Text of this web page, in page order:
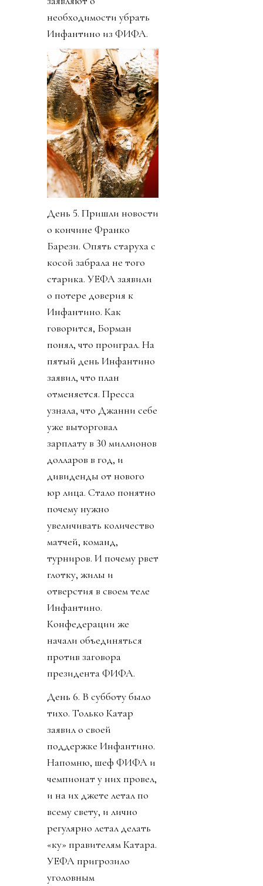
необходимости убрать
Инфантино из ФИФА.
День 5. Пришли новости
о кончине Франко
Барези. Опять старуха с
косой забрала не того
старика. УЕФА заявили
о потере доверия к
Инфантино. Как
говорится, Борман
понял, что проиграл. На
пятый день Инфантино
заявил, что план
отменяется. Пресса
узнала, что Джанни себе
уже выторговал
зарплату в 30 миллионов
долларов в год, и
дивиденды от нового
юр лица. Стало понятно
почему нужно
увеличивать количество
матчей, команд,
турниров. И почему рвет
глотку, жилы и
отверстия в своем теле
Инфантино.
Конфедерации же
начали объединяться
против заговора
президента ФИФА.
День 6. В субботу было
тихо. Только Катар
заявил о своей
поддержке Инфантино.
Напомню, шеф ФИФА и
чемпионат у них провел,
и на их джете летал по
всему свету, и лично
регулярно летал делать
«ку» правителям Катара.
УЕФА пригрозило
уголовным